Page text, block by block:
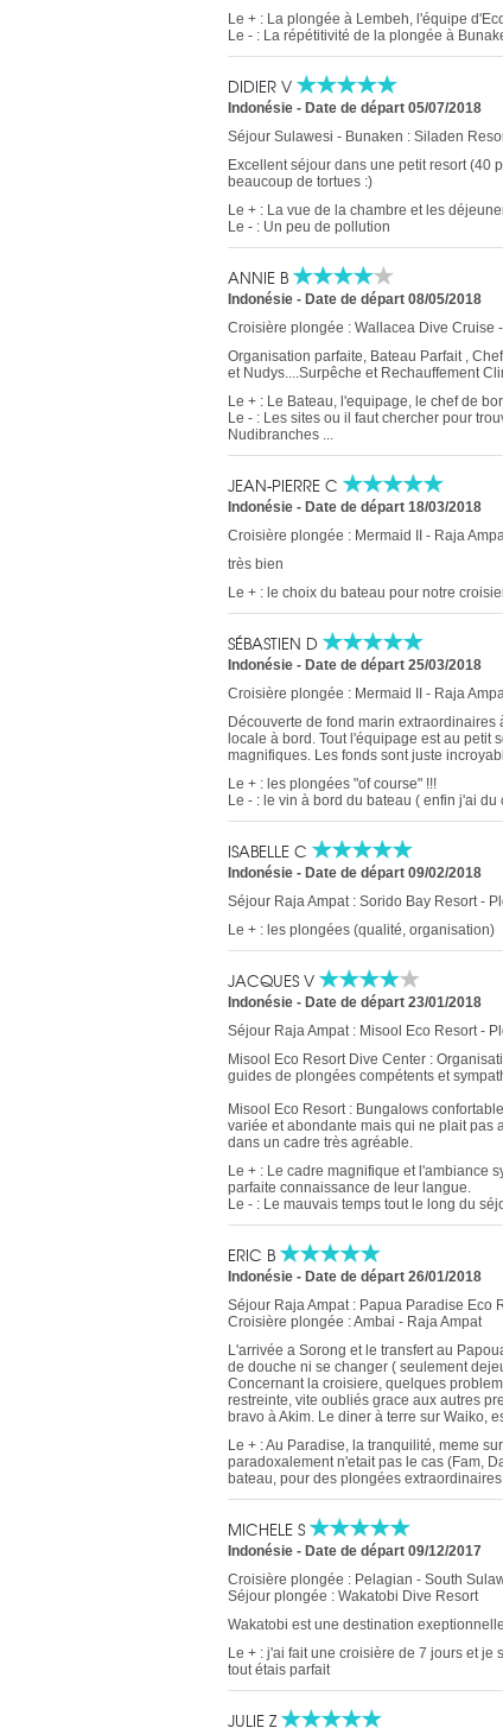
Le + : La plongée à Lembeh, l'équipe
Le - : La répétitivité de la plongée à
DIDIER V
Indonésie - Date de départ 05/07/2018
Séjour Sulawesi - Bunaken : Siladen
Excellent séjour dans une petit resort (40
beaucoup de tortues :)
Le + : La vue de la chambre et les
Le - : Un peu de pollution
ANNIE B
Indonésie - Date de départ 08/05/2018
Croisière plongée : Wallacea Dive Cruise
Organisation parfaite, Bateau Parfait ,
et Nudys....Surpêche et Rechauffement
Le + : Le Bateau, l'equipage, le chef de
Le - : Les sites ou il faut chercher pour
Nudibranches ...
JEAN-PIERRE C
Indonésie - Date de départ 18/03/2018
Croisière plongée : Mermaid II - Raja
très bien
Le + : le choix du bateau pour notre
SÉBASTIEN D
Indonésie - Date de départ 25/03/2018
Croisière plongée : Mermaid II - Raja
Découverte de fond marin
locale à bord. Tout l'équipage est au
magnifiques. Les fonds sont juste
Le + : les plongées "of course" !!!
Le - : le vin à bord du bateau ( enfin j'ai
ISABELLE C
Indonésie - Date de départ 09/02/2018
Séjour Raja Ampat : Sorido Bay Resort -
Le + : les plongées (qualité, organisation)
JACQUES V
Indonésie - Date de départ 23/01/2018
Séjour Raja Ampat : Misool Eco Resort -
Misool Eco Resort Dive Center :
guides de plongées compétents et
Misool Eco Resort : Bungalows
variée et abondante mais qui ne plait pas
dans un cadre très agréable.
Le + : Le cadre magnifique et l'ambiance
parfaite connaissance de leur langue.
Le - : Le mauvais temps tout le long du
ERIC B
Indonésie - Date de départ 26/01/2018
Séjour Raja Ampat : Papua Paradise Eco
Croisière plongée : Ambai - Raja Ampat
L'arrivée a Sorong et le transfert au
de douche ni se changer ( seulement
Concernant la croisiere, quelques
restreinte, vite oubliés grace aux autres
bravo à Akim. Le diner à terre sur Waiko,
Le + : Au Paradise, la tranquilité, meme
paradoxalement n'etait pas le cas (Fam,
bateau, pour des plongées
MICHELE S
Indonésie - Date de départ 09/12/2017
Croisière plongée : Pelagian - South
Séjour plongée : Wakatobi Dive Resort
Wakatobi est une destination
Le + : j'ai fait une croisière de 7 jours et je
tout étais parfait
JULIE Z